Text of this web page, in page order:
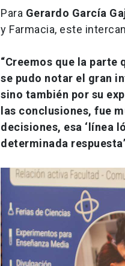
Para Gerardo García
y Farmacia, este
“Creemos que la parte
se pudo notar el gran
sino también por su
las conclusiones, fue
decisiones, esa ‘línea
determinada